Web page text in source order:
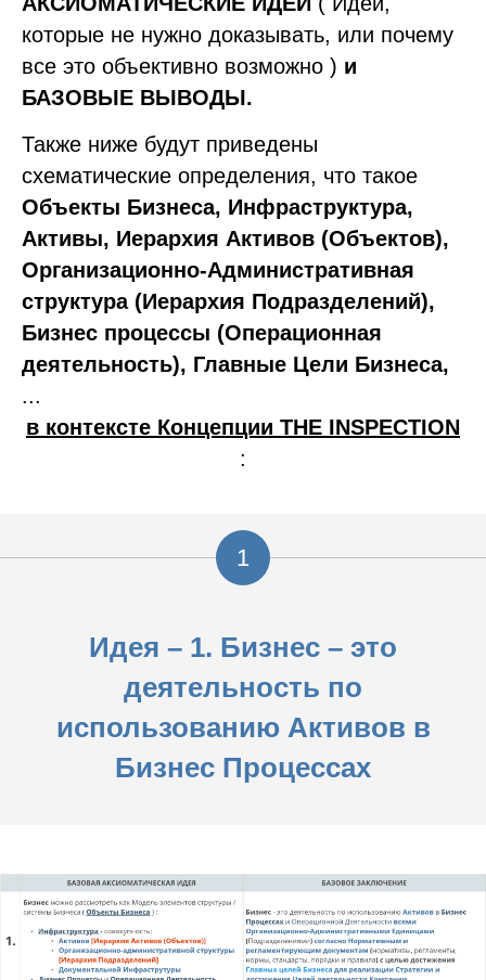
которые не нужно доказывать, или почему
все это объективно возможно ) и
БАЗОВЫЕ ВЫВОДЫ.
Также ниже будут приведены
схематические определения, что такое
Объекты Бизнеса, Инфраструктура,
Активы, Иерархия Активов (Объектов),
Организационно-Административная
структура (Иерархия Подразделений),
Бизнес процессы (Операционная
деятельность), Главные Цели Бизнеса,
...
в контексте Концепции THE INSPECTION
:
1
Идея – 1. Бизнес – это
деятельность по
использованию Активов в
Бизнес Процессах